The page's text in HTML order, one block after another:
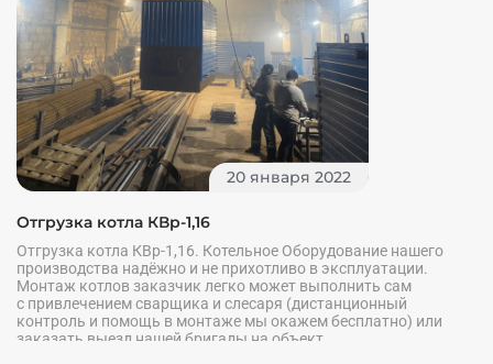
20 января 2022
Отгрузка котла КВр-1,16
Отгрузка котла КВр-1,16. Котельное Оборудование нашего
производства надёжно и не прихотливо в эксплуатации.
Монтаж котлов заказчик легко может выполнить сам
с привлечением сварщика и слесаря (дистанционный
контроль и помощь в монтаже мы окажем бесплатно) или
заказать выезд нашей бригады на объект.